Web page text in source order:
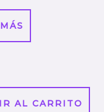
AL CARRITO